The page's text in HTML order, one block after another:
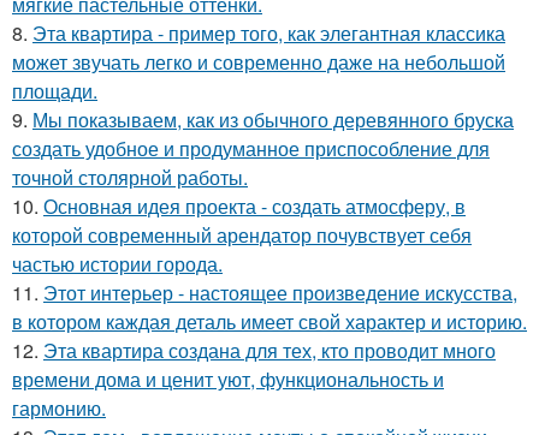
8. Эта квартира - пример того, как элегантная классика
может звучать легко и современно даже на небольшой
площади.
9. Мы показываем, как из обычного деревянного бруска
создать удобное и продуманное приспособление для
точной столярной работы.
10. Основная идея проекта - создать атмосферу, в
которой современный арендатор почувствует себя
частью истории города.
11. Этот интерьер - настоящее произведение искусства,
в котором каждая деталь имеет свой характер и историю.
12. Эта квартира создана для тех, кто проводит много
времени дома и ценит уют, функциональность и
гармонию.